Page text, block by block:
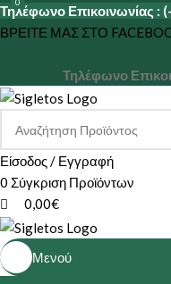
Τηλέφωνο Επικοινωνίας :
ΒΡΕΙΤΕ ΜΑΣ ΣΤΟ
Τηλέφωνο
Είσοδος / Εγγραφή
0 Σύγκριση Προϊόντων
0
0,00€
Μενού
0